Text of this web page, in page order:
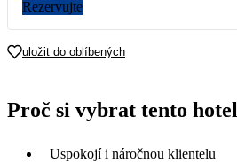
Rezervujte
uložit do oblíbených
Proč si vybrat tento hotel
Uspokojí i náročnou klientelu